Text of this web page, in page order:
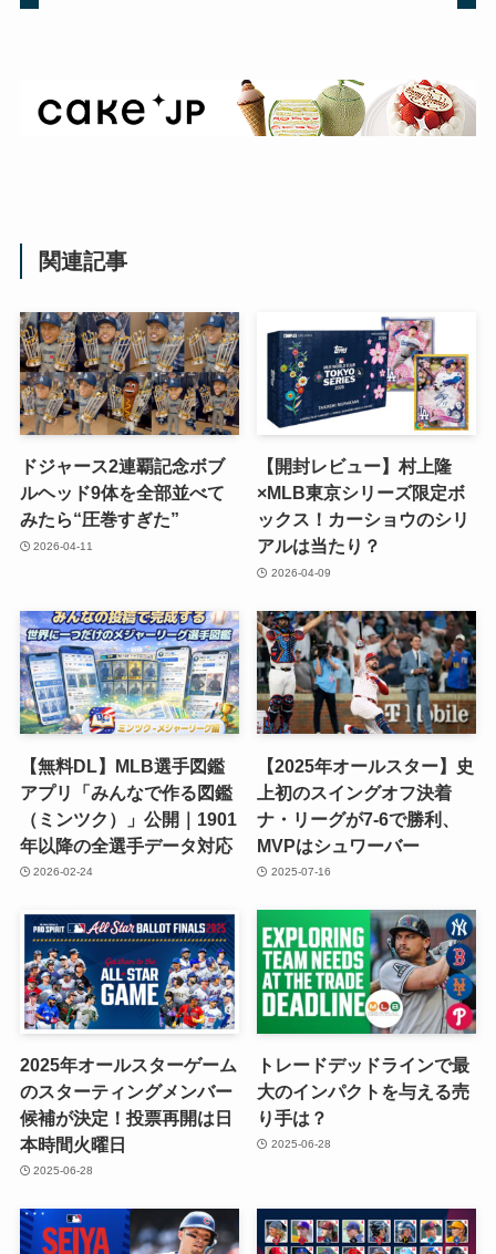
関連記事
ドジャース2連覇記念ボブ
ルヘッド9体を全部並べて
みたら“圧巻すぎた”
2026-04-11
【開封レビュー】村上隆
×MLB東京シリーズ限定ボ
ックス！カーショウのシリ
アルは当たり？
2026-04-09
【無料DL】MLB選手図鑑
アプリ「みんなで作る図鑑
（ミンツク）」公開｜1901
年以降の全選手データ対応
2026-02-24
【2025年オールスター】史
上初のスイングオフ決着
ナ・リーグが7-6で勝利、
MVPはシュワーバー
2025-07-16
2025年オールスターゲーム
のスターティングメンバー
候補が決定！投票再開は日
本時間火曜日
2025-06-28
トレードデッドラインで最
大のインパクトを与える売
り手は？
2025-06-28